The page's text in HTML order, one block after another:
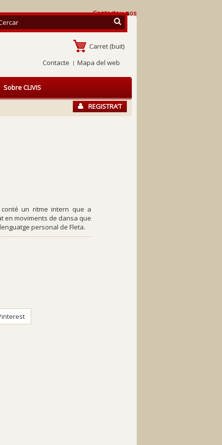
Contacteu-nos
Carret (buit)
Contacte
Mapa del web
REGISTRA’T
Sobre CLIVIS
un ritme intern que a
en moviments de dansa que
personal de Fleta.